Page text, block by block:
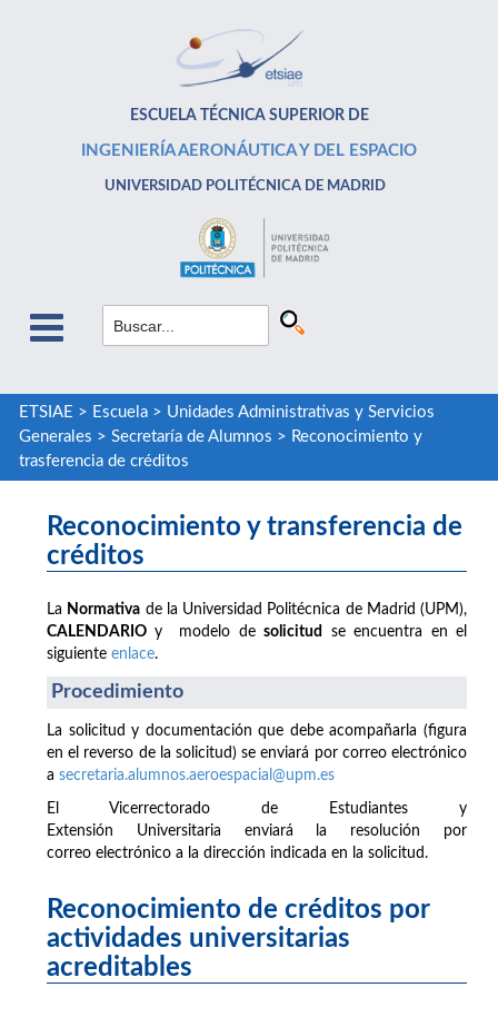
ESCUELA TÉCNICA SUPERIOR DE
INGENIERÍA AERONÁUTICA Y DEL ESPACIO
UNIVERSIDAD POLITÉCNICA DE MADRID
ETSIAE > Escuela> Unidades Administrativas y Servicios
Generales > Secretaría de Alumnos > Reconocimiento y
trasferencia de créditos
Reconocimiento y transferencia de
créditos
La Normativa de la Universidad Politécnica de Madrid (UPM),
CALENDARIO y modelo desolicitud
se encuentra en el
siguiente enlace.
Procedimiento
La solicitud y documentación que debe acompañarla (figura
en el reverso de la solicitud) se enviará por correo electrónico
a secretaria.alumnos.aeroespacial@upm.es
El Vicerrectorado de Estudiantes y
Extensión Universitaria enviará la resolución por
correo electrónico a la dirección indicada en la solicitud.
Reconocimiento de créditos por
actividades universitarias
acreditables